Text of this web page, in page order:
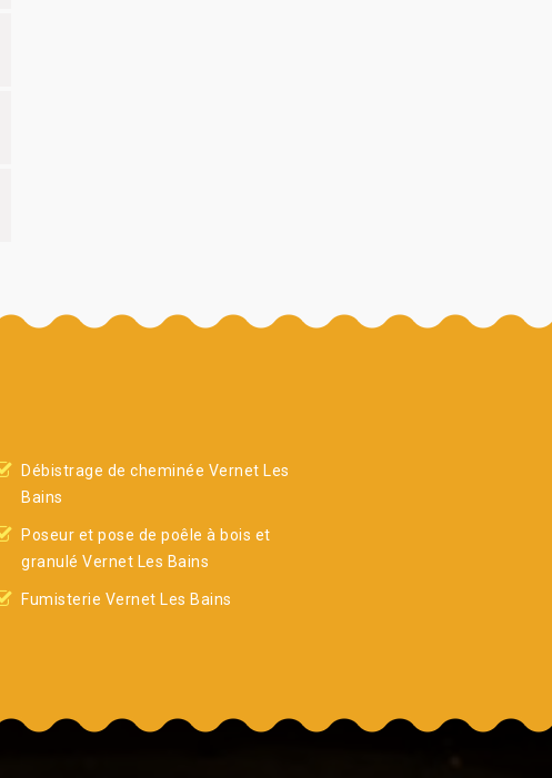
Débistrage de cheminée Vernet Les
Bains
Poseur et pose de poêle à bois et
granulé Vernet Les Bains
Fumisterie Vernet Les Bains